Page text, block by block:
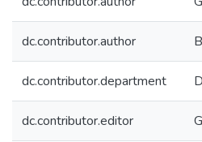
dc.contributor.author
dc.contributor.department
dc.contributor.editor